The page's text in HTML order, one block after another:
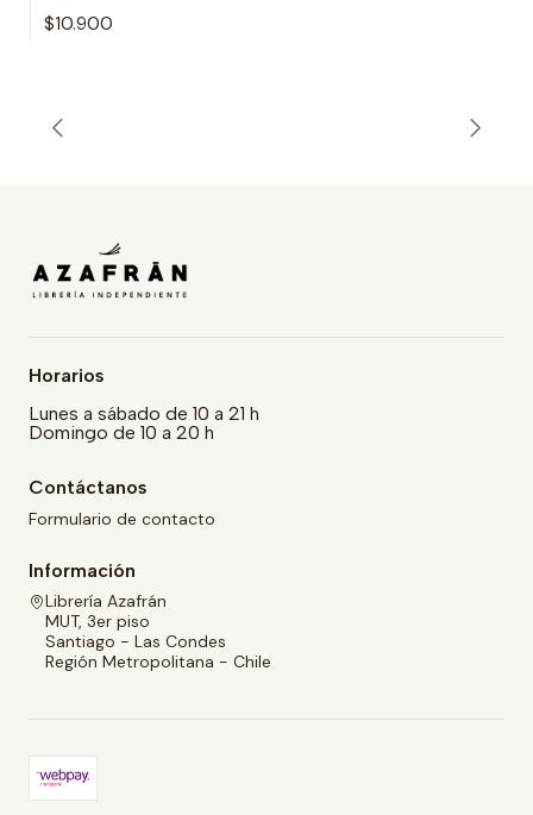
$10.900
Horarios
Lunes a sábado de 10 a 21 h
Domingo de 10 a 20 h
Contáctanos
Formulario de contacto
Información
Librería Azafrán
MUT, 3er piso
Santiago - Las Condes
Región Metropolitana - Chile